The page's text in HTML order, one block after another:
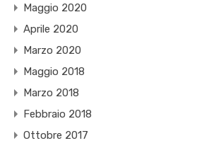
Maggio 2020
Aprile 2020
Marzo 2020
Maggio 2018
Marzo 2018
Febbraio 2018
Ottobre 2017